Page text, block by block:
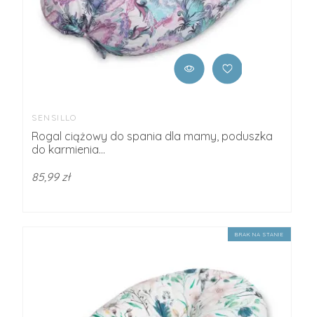
SENSILLO
Rogal ciążowy do spania dla mamy, poduszka
do karmienia...
85,99 zł
BRAK NA STANIE